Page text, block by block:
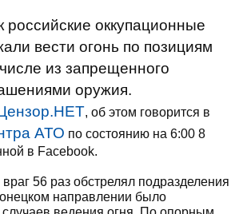
российские оккупационные
вести огонь по позициям
из запрещенного
оружия.
, об этом говорится в
АТО по состоянию на 6:00 8
в Facebook.
56 раз обстрелял подразделения
направлении было